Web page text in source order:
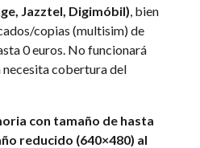
Jazztel, Digimóbil), bien
copias (multisim) de
0 euros. No funcionará
necesita cobertura del
con tamaño de hasta
reducido (640×480) al